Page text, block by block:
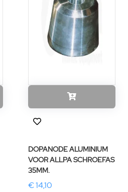
DOPANODE ALUMINIUM
VOOR ALLPA SCHROEFAS
35MM.
€ 14,10